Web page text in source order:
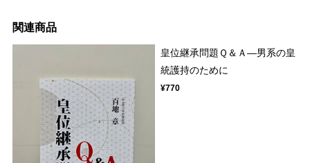
関連商品
皇位継承問題Ｑ＆Ａ―男系の皇
統護持のために
¥770